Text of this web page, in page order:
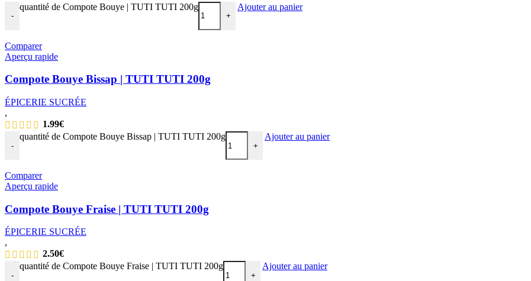
-
quantité de Compote Bouye | TUTI TUTI 200g
+
Ajouter au panier
Comparer
Aperçu rapide
Compote Bouye Bissap | TUTI TUTI 200g
ÉPICERIE SUCRÉE
,
1.99€
-
quantité de Compote Bouye Bissap | TUTI TUTI 200g
+
Ajouter au panier
Comparer
Aperçu rapide
Compote Bouye Fraise | TUTI TUTI 200g
ÉPICERIE SUCRÉE
,
2.50€
-
quantité de Compote Bouye Fraise | TUTI TUTI 200g
+
Ajouter au panier